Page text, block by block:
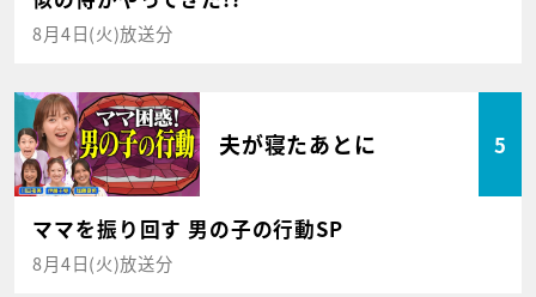
8月4日(火)放送分
夫が寝たあとに 5
ママを振り回す 男の子の行動SP
8月4日(火)放送分